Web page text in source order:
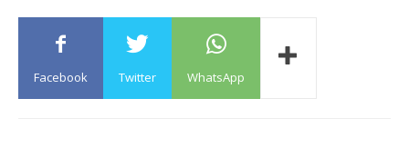
Facebook Twitter WhatsApp